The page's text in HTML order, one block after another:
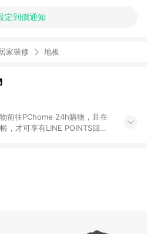
定到價通知
家裝修 地板
前往PChome 24h購物，且在
，才可享有LINE POINTS回饋
訂單、退貨、購物中登出
值商品、企業專區/企業採購、
的計算將會排除【訂單活動折